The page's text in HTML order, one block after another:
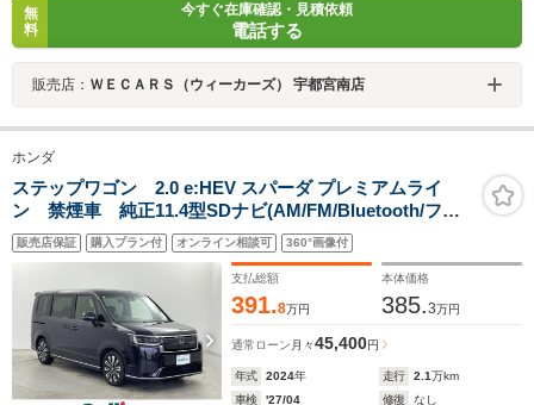
無
料
今すぐ在庫確認・見積依頼
電話する
販売店： ＷＥＣＡＲＳ（ウィーカーズ） 宇都宮南店
ホンダ
ステップワゴン 2.0 e:HEV スパーダ プレミアムライ
ン 禁煙車 純正11.4型SDナビ(AM/FM/Bluetooth/フル
セグTV) ホンダセンシング 全方位カメラ コーナーセ
ンサー レーダークルコン 両側パワースライドドア
販売店保証 購入プラン付 オンライン相談可 360°画像付
支払総額
391.8万円
本体価格
385.3万円
通常ローン 月々45,400円
年式 2024年 走行 2.1万km
車検
'27/04 修復 なし